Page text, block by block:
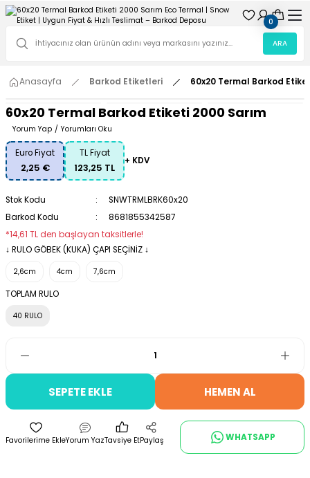
ARA
0
Anasayfa Barkod Etiketleri 60x20 Termal Barkod
60x20 Termal Barkod Etiketi 2000 Sarım
Yorum Yap / Yorumları Oku
Euro Fiyat
2,25 €
TL Fiyat
123,25 TL
+ KDV
Stok Kodu
SNWTRMLBRK60x20
Barkod Kodu
8681855342587
*14,61 TL den başlayan taksitlerle!
↓ RULO GÖBEK (KUKA) ÇAPI SEÇİNİZ ↓
2,6cm 4cm 7,6cm
TOPLAM RULO
40 RULO
SEPETE EKLE HEMEN AL
Yorum YazTavsiye EtPaylaş WHATSAPP